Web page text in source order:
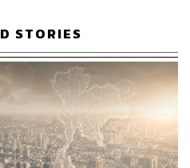
ผลงานเพียงด้านเดียว
บซ้อน ทั้งเงื่อนไขด้านฤดูกาล
ต และอำนาจการต่อรองใน
อมูลเชิงลึกจะช่วยให้ภาครัฐ
มารถกำหนดมาตรการแก้ไข
STORIES